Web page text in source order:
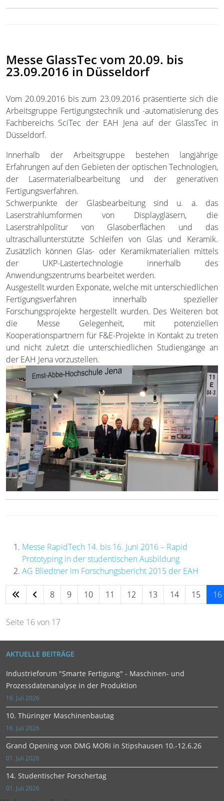
Messe GlassTec vom 20.09. bis
23.09.2016 in Düsseldorf
Vom 20.09.2016 bis zum 23.09.2016 präsentierte sich die
Arbeitsgruppe Fertigungstechnik und -automatisierung des
Fachbereichs SciTec der EAH Jena auf der GlassTec in
Düsseldorf.
Innerhalb der Arbeitsgruppe bestehen langjährige
Erfahrungen auf den Gebieten der optischen Technologien,
der Lasermaterialbearbeitung und der generativen
Fertigungsverfahren.
Schwerpunkte der Glasbearbeitung sind u. a. das
Laserstrahlumformen von Displaygläsern, die
Laserstrahlpolitur von Glasoberflächen und das
ultraschallunterstützte Schleifen von Glas und Keramik.
Zusätzlich können Glas- oder Keramikmaterialien mittels
der UKP-Lastertechnologie innerhalb des
Anwendungszentrums bearbeitet werden.
Ausgestellt wurden Exponate, welche mit unterschiedlichen
Fertigungsverfahren innerhalb spezieller
Forschungsprojekte hergestellt wurden. Des Weiteren bot
die Messe Gelegenheit, mit potenziellen
Kooperationspartnern für F&E-Projekte in Kontakt zu treten
und nicht zuletzt die unterschiedlichen Studiengänge an
der EAH Jena vorzustellen.
Messe RapidTech 14. bis 16. Juni 2016 – Rapid
Prototyping in der studentischen Ausbildung
AG Bliedtner im Forschungsbericht 2015 der EAH
8 9 10 11 12 13 14 15 16
Seite 16 von 17
AKTUELLE BEITRÄGE
Industrieforum "Smarte Fertigung" - Maschinen- und
Prozessdatenanalyse in der Produktion
16. Juli 2026
10. Thüringer Maschinenbautag
16. Juli 2026
Grand Opening von DMG MORI in Stipshausen 10.-12.6.26
01. Juli 2026
14. Studentischer Forschertag
01. Juli 2026